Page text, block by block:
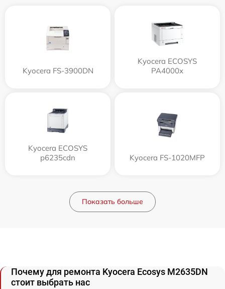
Kyocera FS-3900DN
Kyocera ECOSYS
PA4000x
Kyocera ECOSYS
p6235cdn
Kyocera FS-1020MFP
Показать больше
Почему для ремонта Kyocera Ecosys M2635DN
стоит выбрать нас